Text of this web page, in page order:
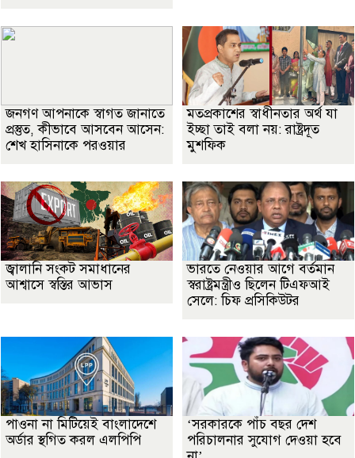
জনগণ আপনাকে স্বাগত জানাতে
প্রস্তুত, কীভাবে আসবেন আসেন:
শেখ হাসিনাকে পরওয়ার
মতপ্রকাশের স্বাধীনতার অর্থ যা
ইচ্ছা তাই বলা নয়: রাষ্ট্রদূত
মুশফিক
জ্বালানি সংকট সমাধানের
আশ্বাসে স্বস্তির আভাস
ভারতে নেওয়ার আগে বর্তমান
স্বরাষ্ট্রমন্ত্রীও ছিলেন টিএফআই
সেলে: চিফ প্রসিকিউটর
পাওনা না মিটিয়েই বাংলাদেশে
অর্ডার স্থগিত করল এলপিপি
‘সরকারকে পাঁচ বছর দেশ
পরিচালনার সুযোগ দেওয়া হবে